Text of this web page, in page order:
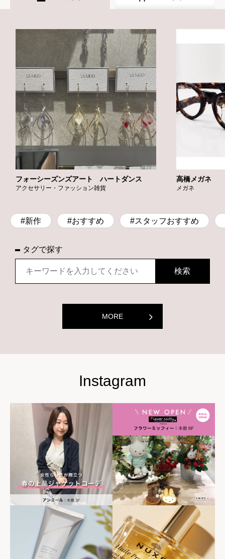
フォーシーズンズアート ハートダンス
アクセサリー・ファッション雑貨
高橋メガネ
メガネ
#新作 #おすすめ #スタッフおすすめ
タグで探す
MORE
世界の山ちゃん 世界の山ちゃん
[居酒屋]
Instagram